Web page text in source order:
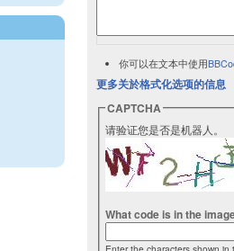
你可以在文本中使用
更多关於格式化选项的信息
CAPTCHA
请验证您是否是机器人。
What code is in the